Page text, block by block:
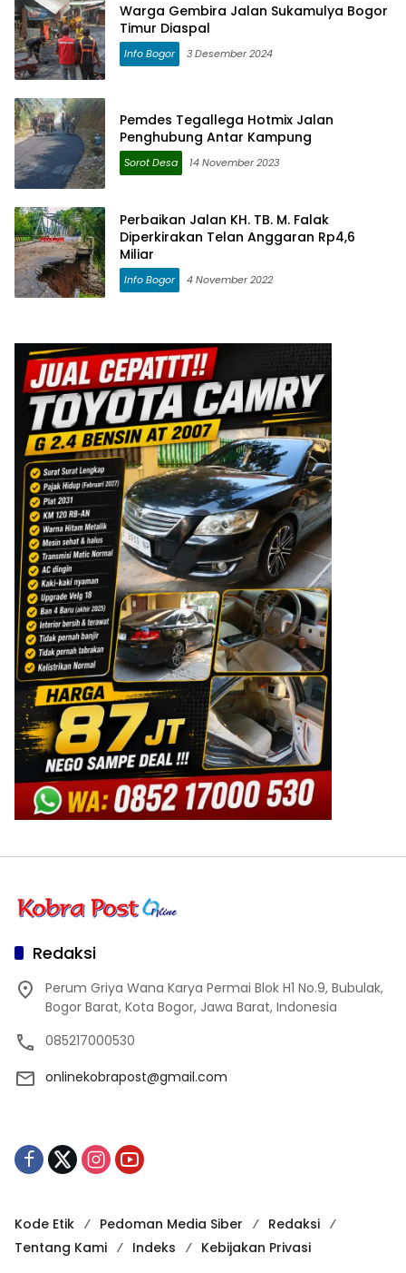
Warga Gembira Jalan Sukamulya Bogor
Timur Diaspal
Info Bogor 3 Desember 2024
Pemdes Tegallega Hotmix Jalan
Penghubung Antar Kampung
Sorot Desa 14 November 2023
Perbaikan Jalan KH. TB. M. Falak
Diperkirakan Telan Anggaran Rp4,6
Miliar
Info Bogor 4 November 2022
Redaksi
Perum Griya Wana Karya Permai Blok H1 No.9, Bubulak,
Bogor Barat, Kota Bogor, Jawa Barat, Indonesia
085217000530
onlinekobrapost@gmail.com
Kode Etik Pedoman Media Siber
Redaksi
Tentang Kami
Indeks
Kebijakan Privasi